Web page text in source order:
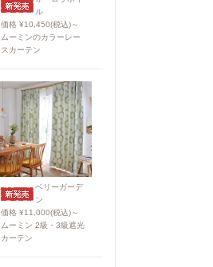
ル
価格 ¥10,450(税込)～
ムーミンのカラーレー
スカーテン
ベリーガーデ
ン
価格 ¥11,000(税込)～
ムーミン 2級・3級遮光
カーテン